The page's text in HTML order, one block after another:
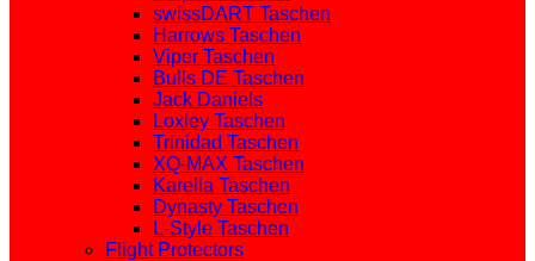
swissDART Taschen
Harrows Taschen
Viper Taschen
Bulls DE Taschen
Jack Daniels
Loxley Taschen
Trinidad Taschen
XQ-MAX Taschen
Karella Taschen
Dynasty Taschen
L-Style Taschen
Flight Protectors